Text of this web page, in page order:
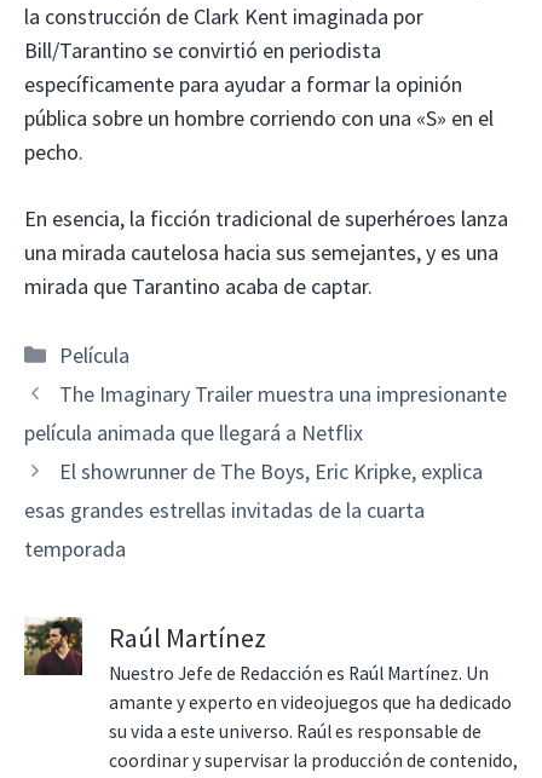
la construcción de Clark Kent imaginada por
Bill/Tarantino se convirtió en periodista
específicamente para ayudar a formar la opinión
pública sobre un hombre corriendo con una «S» en el
pecho.
En esencia, la ficción tradicional de superhéroes lanza
una mirada cautelosa hacia sus semejantes, y es una
mirada que Tarantino acaba de captar.
Categorías
Película
The Imaginary Trailer muestra una impresionante
película animada que llegará a Netflix
El showrunner de The Boys, Eric Kripke, explica
esas grandes estrellas invitadas de la cuarta
temporada
Raúl Martínez
Nuestro Jefe de Redacción es Raúl Martínez. Un
amante y experto en videojuegos que ha dedicado
su vida a este universo. Raúl es responsable de
coordinar y supervisar la producción de contenido,